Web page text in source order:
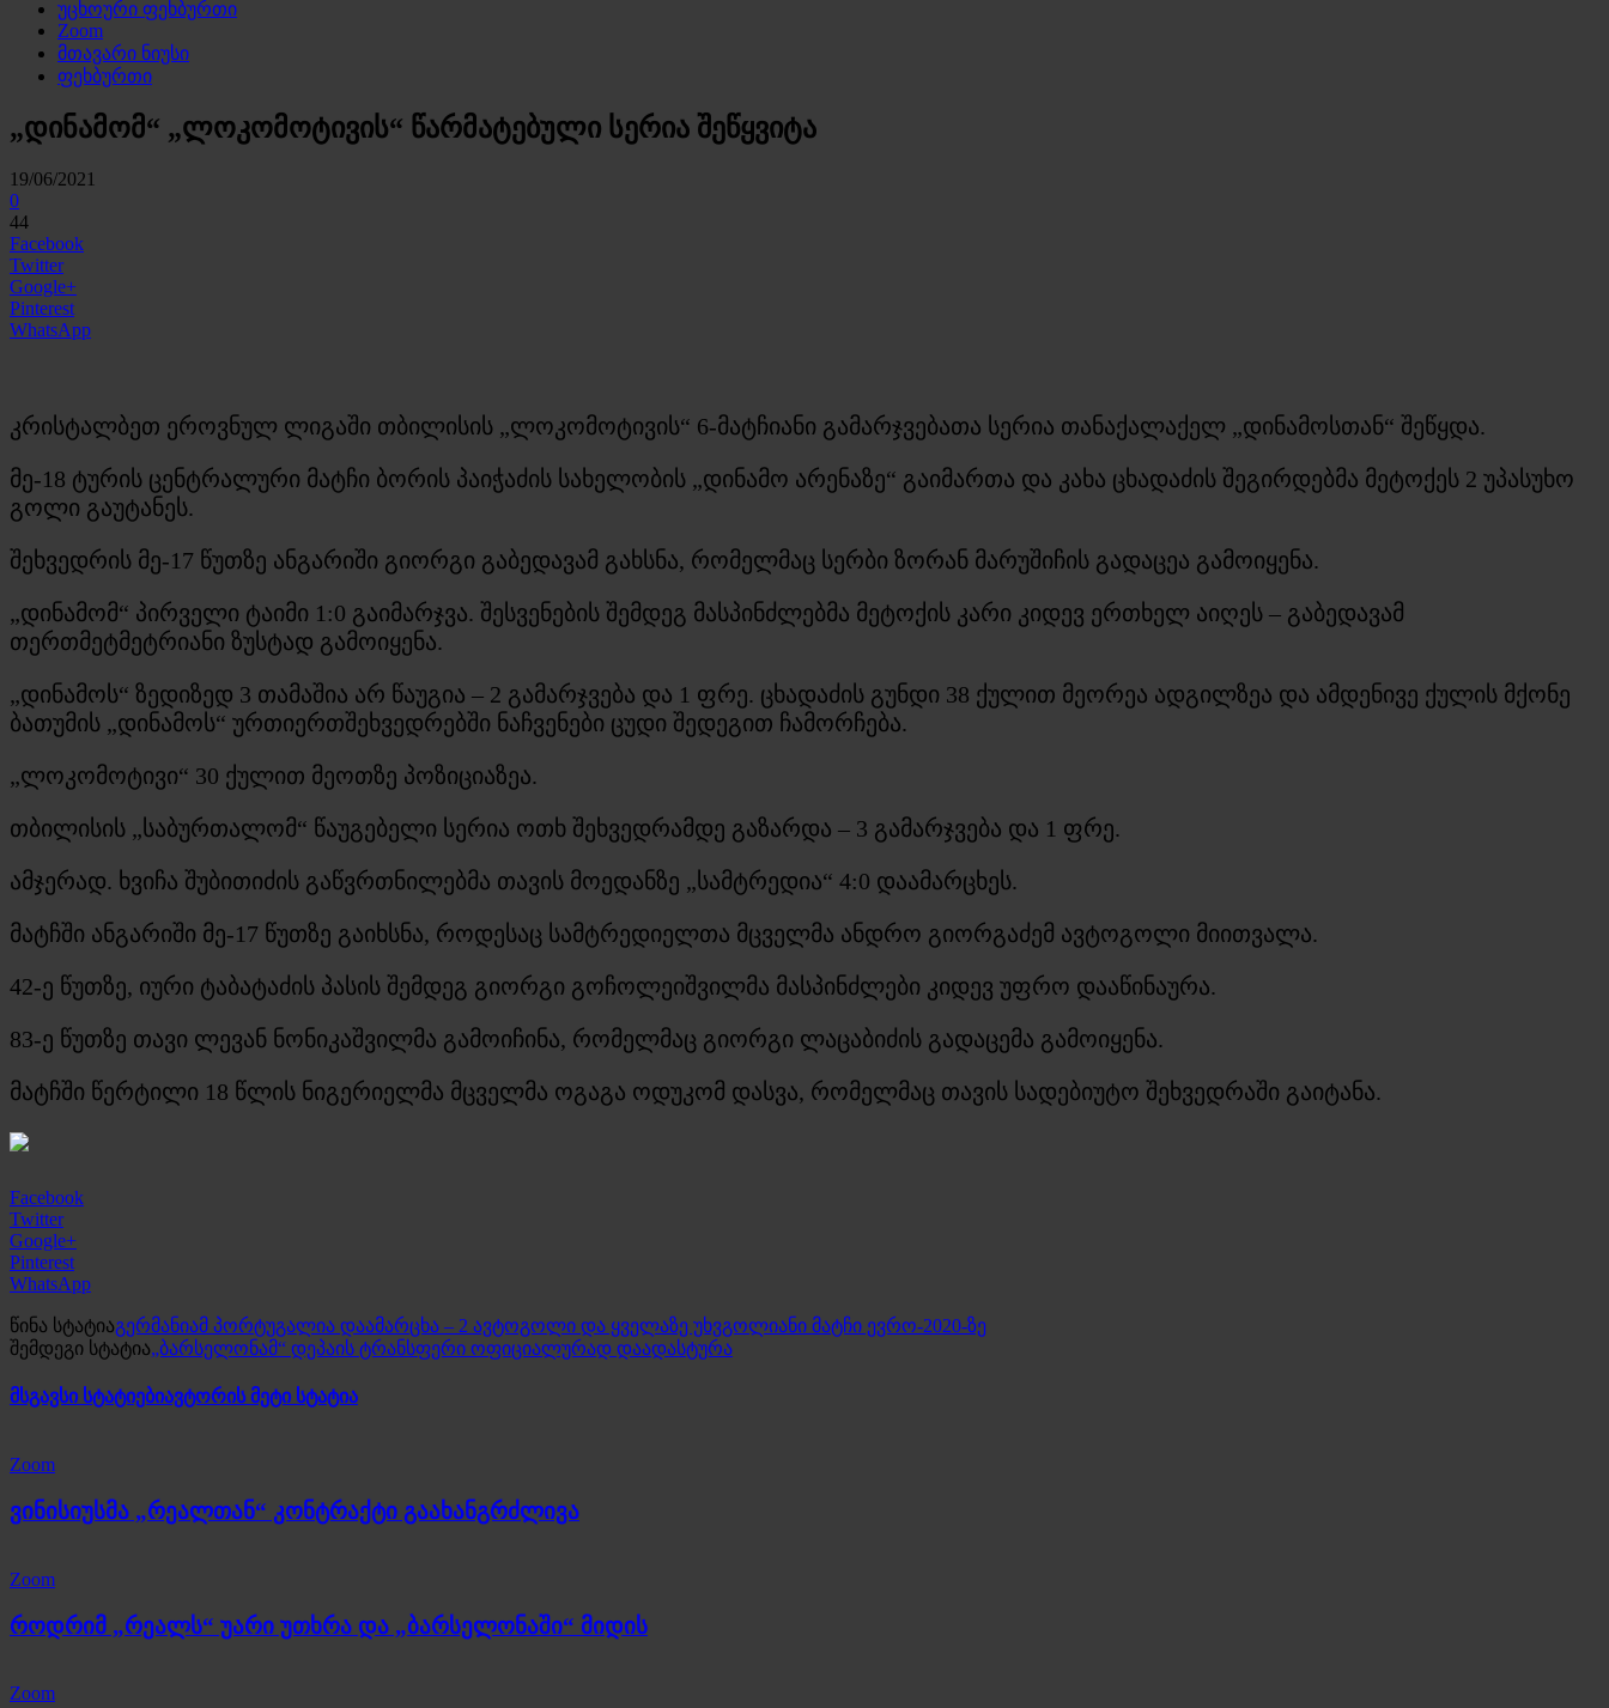
უცხოური ფეხბურთი
Zoom
მთავარი ნიუსი
ფეხბურთი
„დინამომ“ „ლოკომოტივის“ წარმატებული სერია შეწყვიტა
19/06/2021
0
44
Facebook
Twitter
Google+
Pinterest
WhatsApp
კრისტალბეთ ეროვნულ ლიგაში თბილისის „ლოკომოტივის“ 6-მატჩიანი გამარჯვებათა სერია თანაქალაქელ „დინამოსთან“ შეწყდა.
მე-18 ტურის ცენტრალური მატჩი ბორის პაიჭაძის სახელობის „დინამო არენაზე“ გაიმართა და კახა ცხადაძის შეგირდებმა მეტოქეს 2 უპასუხო
გოლი გაუტანეს.
შეხვედრის მე-17 წუთზე ანგარიში გიორგი გაბედავამ გახსნა, რომელმაც სერბი ზორან მარუშიჩის გადაცეა გამოიყენა.
„დინამომ“ პირველი ტაიმი 1:0 გაიმარჯვა. შესვენების შემდეგ მასპინძლებმა მეტოქის კარი კიდევ ერთხელ აიღეს – გაბედავამ
თერთმეტმეტრიანი ზუსტად გამოიყენა.
„დინამოს“ ზედიზედ 3 თამაშია არ წაუგია – 2 გამარჯვება და 1 ფრე. ცხადაძის გუნდი 38 ქულით მეორეა ადგილზეა და ამდენივე ქულის მქონე
ბათუმის „დინამოს“ ურთიერთშეხვედრებში ნაჩვენები ცუდი შედეგით ჩამორჩება.
„ლოკომოტივი“ 30 ქულით მეოთზე პოზიციაზეა.
თბილისის „საბურთალომ“ წაუგებელი სერია ოთხ შეხვედრამდე გაზარდა – 3 გამარჯვება და 1 ფრე.
ამჯერად. ხვიჩა შუბითიძის გაწვრთნილებმა თავის მოედანზე „სამტრედია“ 4:0 დაამარცხეს.
მატჩში ანგარიში მე-17 წუთზე გაიხსნა, როდესაც სამტრედიელთა მცველმა ანდრო გიორგაძემ ავტოგოლი მიითვალა.
42-ე წუთზე, იური ტაბატაძის პასის შემდეგ გიორგი გოჩოლეიშვილმა მასპინძლები კიდევ უფრო დააწინაურა.
83-ე წუთზე თავი ლევან ნონიკაშვილმა გამოიჩინა, რომელმაც გიორგი ლაცაბიძის გადაცემა გამოიყენა.
მატჩში წერტილი 18 წლის ნიგერიელმა მცველმა ოგაგა ოდუკომ დასვა, რომელმაც თავის სადებიუტო შეხვედრაში გაიტანა.
Facebook
Twitter
Google+
Pinterest
WhatsApp
წინა სტატიაგერმანიამ პორტუგალია დაამარცხა – 2 ავტოგოლი და ყველაზე უხვგოლიანი მატჩი ევრო-2020-ზე
შემდეგი სტატია„ბარსელონამ“ დეპაის ტრანსფერი ოფიციალურად დაადასტურა
მსგავსი სტატიებიავტორის მეტი სტატია
Zoom
ვინისიუსმა „რეალთან“ კონტრაქტი გაახანგრძლივა
Zoom
როდრიმ „რეალს“ უარი უთხრა და „ბარსელონაში“ მიდის
Zoom